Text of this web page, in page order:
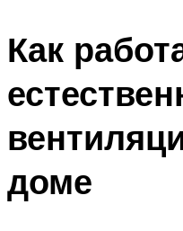
Как
доме